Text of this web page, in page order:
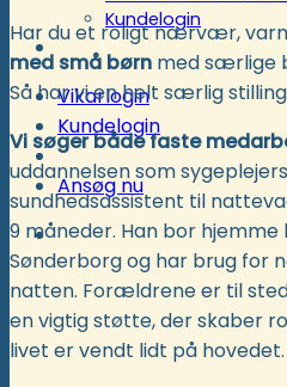
Kundelogin
Støtte- og
Vikarlogin
Kundelogin
Ansøg nu
Har du et roligt nærvær,
med små børn med særlige
Så har vi en helt særlig
Vi søger både faste
uddannelsen som
sundhedsassistent til
9 måneder. Han bor
Sønderborg og har brug for
natten. Forældrene er til
en vigtig støtte, der skaber
livet er vendt lidt på hovedet.